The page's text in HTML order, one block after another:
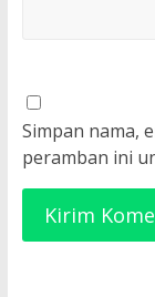
Simpan nama,
peramban ini